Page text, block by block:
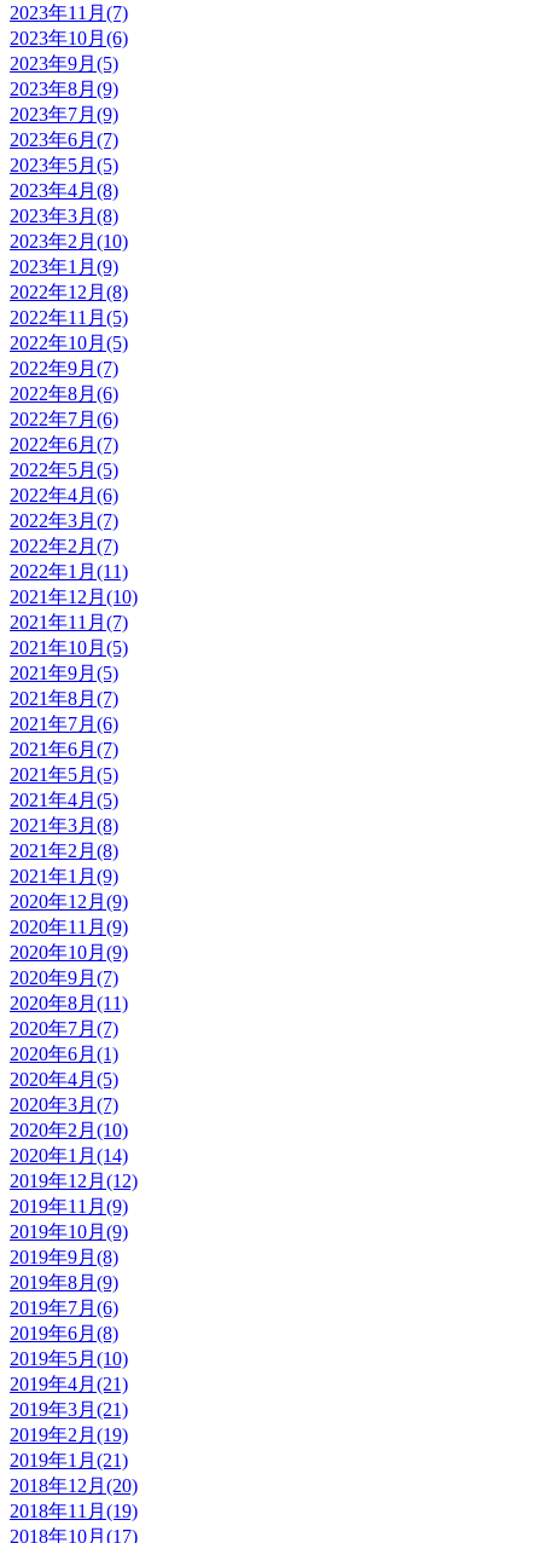
2023年11月(7)
2023年10月(6)
2023年9月(5)
2023年8月(9)
2023年7月(9)
2023年6月(7)
2023年5月(5)
2023年4月(8)
2023年3月(8)
2023年2月(10)
2023年1月(9)
2022年12月(8)
2022年11月(5)
2022年10月(5)
2022年9月(7)
2022年8月(6)
2022年7月(6)
2022年6月(7)
2022年5月(5)
2022年4月(6)
2022年3月(7)
2022年2月(7)
2022年1月(11)
2021年12月(10)
2021年11月(7)
2021年10月(5)
2021年9月(5)
2021年8月(7)
2021年7月(6)
2021年6月(7)
2021年5月(5)
2021年4月(5)
2021年3月(8)
2021年2月(8)
2021年1月(9)
2020年12月(9)
2020年11月(9)
2020年10月(9)
2020年9月(7)
2020年8月(11)
2020年7月(7)
2020年6月(1)
2020年4月(5)
2020年3月(7)
2020年2月(10)
2020年1月(14)
2019年12月(12)
2019年11月(9)
2019年10月(9)
2019年9月(8)
2019年8月(9)
2019年7月(6)
2019年6月(8)
2019年5月(10)
2019年4月(21)
2019年3月(21)
2019年2月(19)
2019年1月(21)
2018年12月(20)
2018年11月(19)
2018年10月(17)